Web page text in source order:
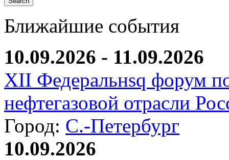
Ближайшие события
10.09.2026 - 11.09.2026
XII Федеральнsq форум
нефтегазовой отрасли
Город: С.-Петербург
10.09.2026